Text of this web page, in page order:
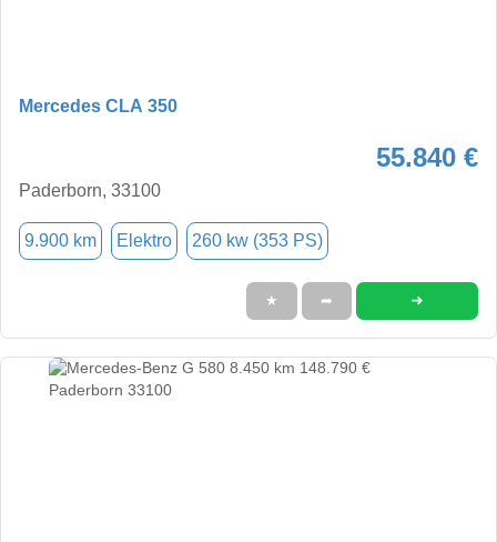
Mercedes CLA 350
55.840 €
Paderborn, 33100
9.900 km Elektro 260 kw (353 PS)
★ ➦ ➜